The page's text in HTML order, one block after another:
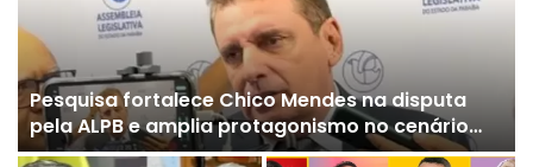
Pesquisa fortalece Chico Mendes na disputa
pela ALPB e amplia protagonismo no cenário
paraibano